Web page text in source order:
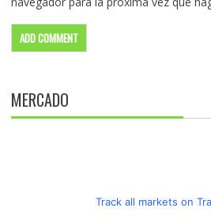
MERCADO
Track all markets on